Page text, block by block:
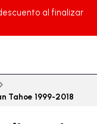
al finalizar
Tahoe 1999-2018